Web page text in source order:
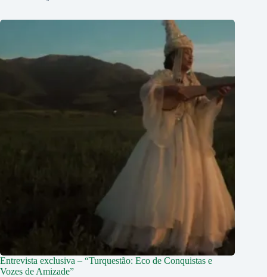
Entrevista exclusiva – “Turquestão: Eco de Conquistas e
Vozes de Amizade”